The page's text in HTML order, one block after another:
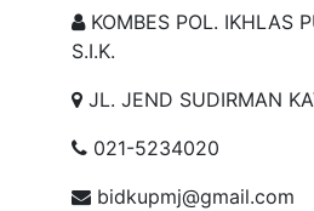
KOMBES POL. IKHLAS
S.I.K.
JL. JEND SUDIRMAN
021-5234020
bidkupmj@gmail.com